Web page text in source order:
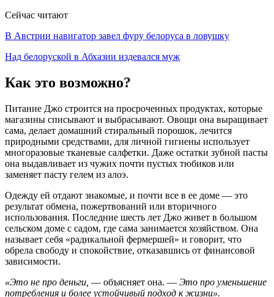
Сейчас читают
В Австрии навигатор завел фуру белоруса в ловушку
Над белоруской в Абхазии издевался муж
Как это возможно?
Питание Джо строится на просроченных продуктах, которые
магазины списывают и выбрасывают. Овощи она выращивает
сама, делает домашний стиральный порошок, лечится
природными средствами, для личной гигиены использует
многоразовые тканевые салфетки. Даже остатки зубной пасты
она выдавливает из чужих почти пустых тюбиков или
заменяет пасту гелем из алоэ.
Одежду ей отдают знакомые, и почти все в ее доме — это
результат обмена, пожертвований или вторичного
использования. Последние шесть лет Джо живет в большом
сельском доме с садом, где сама занимается хозяйством. Она
называет себя «радикальной фермершей» и говорит, что
обрела свободу и спокойствие, отказавшись от финансовой
зависимости.
«Это не про деньги, — объясняет она. — Это про уменьшение
потребления и более устойчивый подход к жизни».